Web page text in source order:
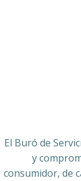
El Buró de
y
consumidor, de